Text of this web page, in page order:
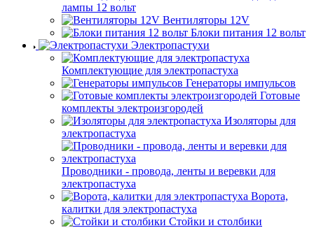
лампы 12 вольт
Вентиляторы 12V
Блоки питания 12 вольт
Электропастухи
Комплектующие для электропастуха
Генераторы импульсов
Готовые
комплекты электроизгородей
Изоляторы для
электропастуха
Проводники - провода, ленты и веревки для
электропастуха
Ворота,
калитки для электропастуха
Стойки и столбики